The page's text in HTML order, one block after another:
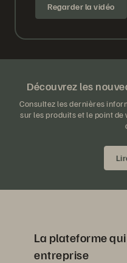
Regarder la vidéo
Découvrez les
Consultez les dernières
sur les produits et le point de
La plateforme
entreprise